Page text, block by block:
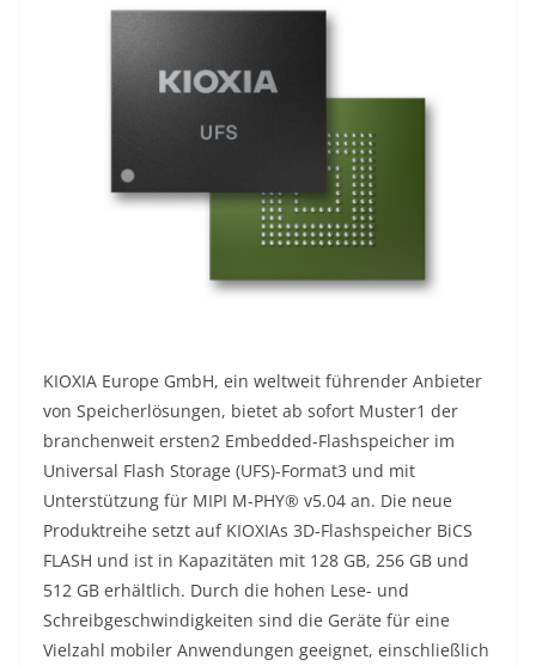
KIOXIA Europe GmbH, ein weltweit führender Anbieter
von Speicherlösungen, bietet ab sofort Muster1 der
branchenweit ersten2 Embedded-Flashspeicher im
Universal Flash Storage (UFS)-Format3 und mit
Unterstützung für MIPI M-PHY® v5.04 an. Die neue
Produktreihe setzt auf KIOXIAs 3D-Flashspeicher BiCS
FLASH und ist in Kapazitäten mit 128 GB, 256 GB und
512 GB erhältlich. Durch die hohen Lese- und
Schreibgeschwindigkeiten sind die Geräte für eine
Vielzahl mobiler Anwendungen geeignet, einschließlich